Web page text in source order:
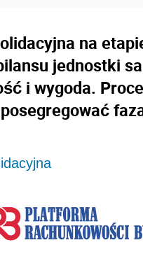
na
jednostki
i wygoda.